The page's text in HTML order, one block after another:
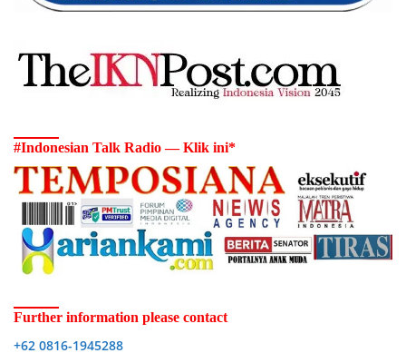
#Indonesian Talk Radio — Klik ini*
Further information please contact
+62 0816-1945288